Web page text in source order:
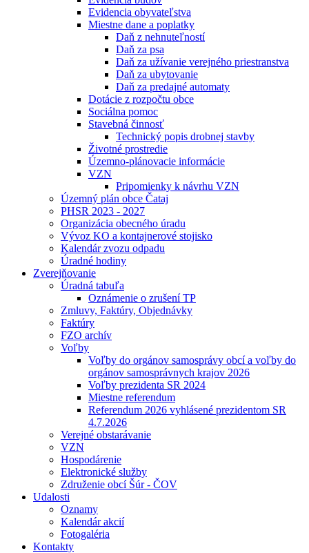
Evidencia obyvateľstva
Miestne dane a poplatky
Daň z nehnuteľností
Daň za psa
Daň za užívanie verejného priestranstva
Daň za ubytovanie
Daň za predajné automaty
Dotácie z rozpočtu obce
Sociálna pomoc
Stavebná činnosť
Technický popis drobnej stavby
Životné prostredie
Územno-plánovacie informácie
VZN
Pripomienky k návrhu VZN
Územný plán obce Čataj
PHSR 2023 - 2027
Organizácia obecného úradu
Vývoz KO a kontajnerové stojisko
Kalendár zvozu odpadu
Úradné hodiny
Zverejňovanie
Úradná tabuľa
Oznámenie o zrušení TP
Zmluvy, Faktúry, Objednávky
Faktúry
FZO archív
Voľby
Voľby do orgánov samosprávy obcí a voľby do
orgánov samosprávnych krajov 2026
Voľby prezidenta SR 2024
Miestne referendum
Referendum 2026 vyhlásené prezidentom SR
4.7.2026
Verejné obstarávanie
VZN
Hospodárenie
Elektronické služby
Združenie obcí Šúr - ČOV
Udalosti
Oznamy
Kalendár akcií
Fotogaléria
Kontakty